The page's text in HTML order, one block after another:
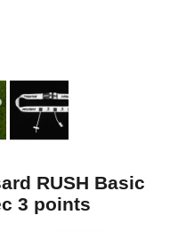
RUSH Basic
3 points